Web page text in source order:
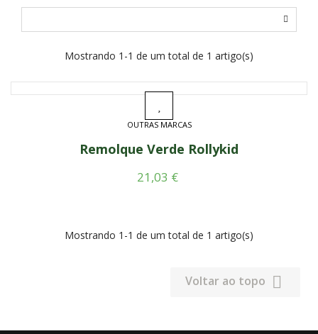
Mostrando 1-1 de um total de 1 artigo(s)
OUTRAS MARCAS
Remolque Verde Rollykid
Preço
21,03 €
Mostrando 1-1 de um total de 1 artigo(s)
Voltar ao topo 